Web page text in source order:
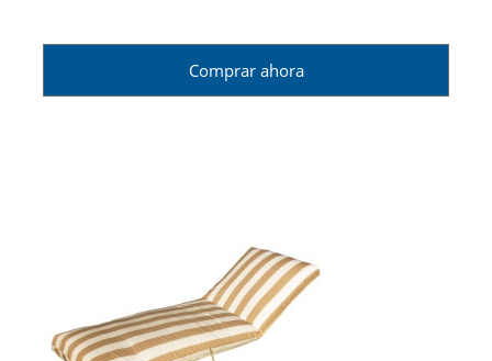
Comprar ahora